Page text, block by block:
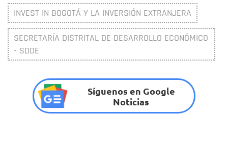
INVEST IN BOGOTÁ Y LA INVERSIÓN EXTRANJERA
SECRETARÍA DISTRITAL DE DESARROLLO ECONÓMICO
- SDDE
Síguenos en Google
Noticias